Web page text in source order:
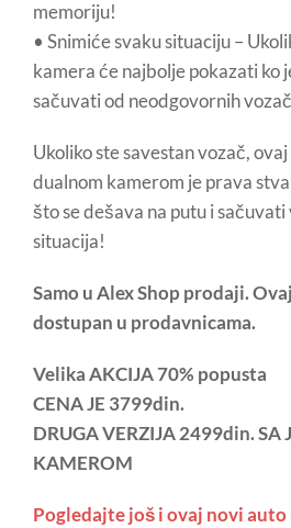
memoriju!
• Snimiće svaku situaciju –
kamera će najbolje pokazati ko
sačuvati od neodgovornih
Ukoliko ste savestan vozač,
dualnom kamerom je prava
što se dešava na putu i
situacija!
Samo u Alex Shop prodaji.
dostupan u prodavnicama.
Velika AKCIJA 70% popusta
CENA JE 3799din.
DRUGA VERZIJA 2499din. SA
KAMEROM
Pogledajte još i ovaj novi